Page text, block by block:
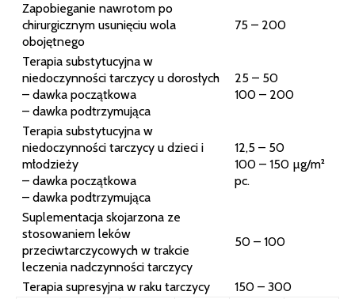
Zapobieganie nawrotom po
chirurgicznym usunięciu wola
obojętnego
75 – 200
Terapia substytucyjna w
niedoczynności tarczycy u dorosłych
– dawka początkowa
– dawka podtrzymująca
25 – 50
100 – 200
Terapia substytucyjna w
niedoczynności tarczycy u dzieci i
młodzieży
– dawka początkowa
– dawka podtrzymująca
12,5 – 50
100 – 150 µg/m²
pc.
Suplementacja skojarzona ze
stosowaniem leków
przeciwtarczycowych w trakcie
leczenia nadczynności tarczycy
50 – 100
Terapia supresyjna w raku tarczycy
150 – 300